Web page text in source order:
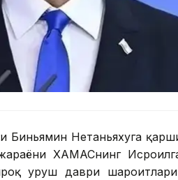
Биньямин Нетаньяхуга
ХАМАСнинг
уруш даври